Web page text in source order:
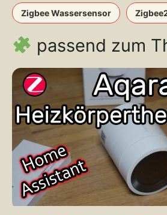
Zigbee Wassersensor
passend zum